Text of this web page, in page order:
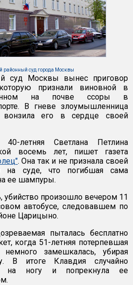
районный суд города Москвы
суд Москвы вынес приговор
которую признали виновной в
на почве ссоры в
В гневе злоумышленница
его в сердце своей
летняя Светлана Петлина
восемь лет, пишет газета
. Она так и не признала своей
на суде, что погибшая сама
ее шампуры.
убийство произошло вечером 11
автобусе, следовавшем по
Царицыно.
пыталась бесплатно
когда 51-летняя потерпевшая
замешкалась, убирая
В итоге Клавдия случайно
на ногу и попрекнула ее